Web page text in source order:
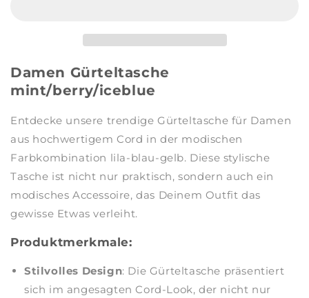
Damen Gürteltasche
mint/berry/iceblue
Entdecke unsere trendige Gürteltasche für Damen
aus hochwertigem Cord in der modischen
Farbkombination lila-blau-gelb. Diese stylische
Tasche ist nicht nur praktisch, sondern auch ein
modisches Accessoire, das Deinem Outfit das
gewisse Etwas verleiht.
Produktmerkmale:
Stilvolles Design: Die Gürteltasche präsentiert
sich im angesagten Cord-Look, der nicht nur